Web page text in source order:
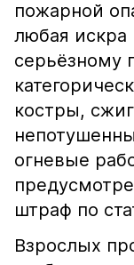
пожарной
любая
серьёзному
костры,
огневые
штраф по
Взрослых